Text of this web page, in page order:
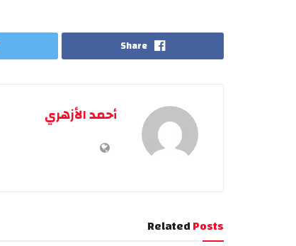
Share
أحمد الأزهري
RelatedPosts